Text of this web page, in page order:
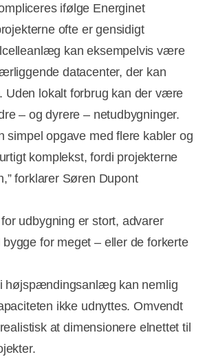
ifølge Energinet
ofte er gensidigt
kan eksempelvis være
datacenter, der kan
Uden lokalt forbrug kan der være
– og dyrere – netudbygninger.
simpel opgave med flere kabler og
komplekst, fordi projekterne
forklarer Søren Dupont
udbygning er stort, advarer
for meget – eller de forkerte
højspændingsanlæg kan nemlig
ikke udnyttes. Omvendt
at dimensionere elnettet til